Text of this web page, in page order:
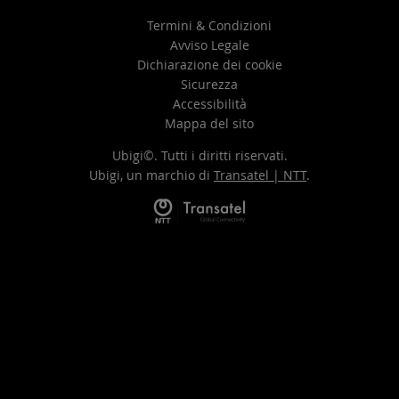
Termini & Condizioni
Avviso Legale
Dichiarazione dei cookie
Sicurezza
Accessibilità
Mappa del sito
Ubigi©. Tutti i diritti riservati.
Ubigi, un marchio di Transatel | NTT.